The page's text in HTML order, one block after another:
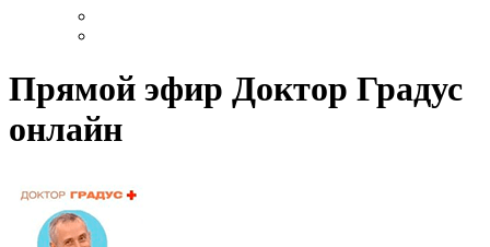
Прямой эфир Доктор Градус
онлайн